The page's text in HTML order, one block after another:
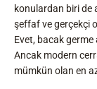
konulardan biri de
şeffaf ve gerçekçi
Evet, bacak germe
Ancak modern
mümkün olan en